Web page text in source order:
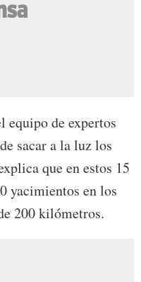
equipo de expertos
sacar a la luz los
que en estos 15
yacimientos en los
200 kilómetros.